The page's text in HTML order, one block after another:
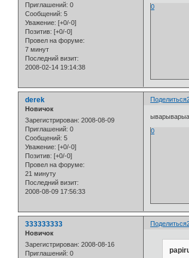
Приглашений: 0
Сообщений: 5
Уважение: [+0/-0]
Позитив: [+0/-0]
Провел на форуме:
7 минут
Последний визит:
2008-02-14 19:14:38
0
Поделиться
derek
Новичок
Зарегистрирован: 2008-08-09
Приглашений: 0
Сообщений: 5
Уважение: [+0/-0]
Позитив: [+0/-0]
Провел на форуме:
21 минуту
Последний визит:
2008-08-09 17:56:33
0
Поделиться
333333333
Новичок
Зарегистрирован: 2008-08-16
Приглашений: 0